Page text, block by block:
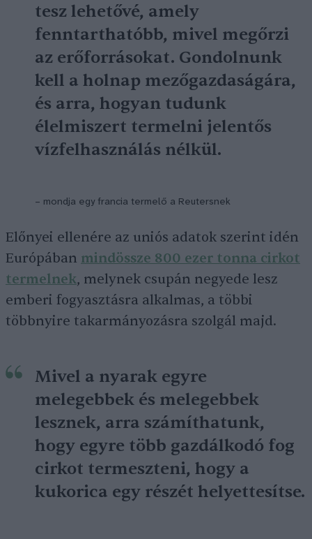
tesz lehetővé, amely
fenntarthatóbb, mivel megőrzi
az erőforrásokat. Gondolnunk
kell a holnap mezőgazdaságára,
és arra, hogyan tudunk
élelmiszert termelni jelentős
vízfelhasználás nélkül.
– mondja egy francia termelő a Reutersnek
Előnyei ellenére az uniós adatok szerint idén
Európában mindössze 800 ezer tonna cirkot
termelnek, melynek csupán negyede lesz
emberi fogyasztásra alkalmas, a többi
többnyire takarmányozásra szolgál majd.
Mivel a nyarak egyre
melegebbek és melegebbek
lesznek, arra számíthatunk,
hogy egyre több gazdálkodó fog
cirkot termeszteni, hogy a
kukorica egy részét helyettesítse.